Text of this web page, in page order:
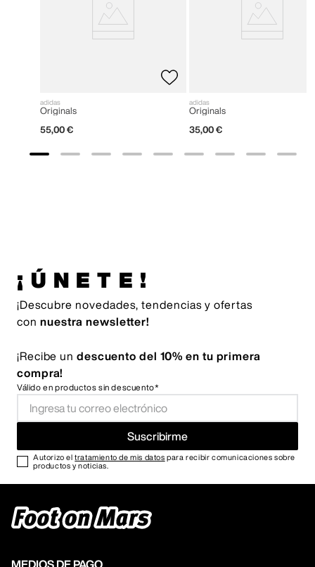
adidas
Originals
55,00 €
adidas
Originals
35,00 €
¡ÚNETE!
¡Descubre novedades, tendencias y ofertas
con nuestra newsletter!
¡Recibe un descuento del 10% en tu primera
compra!
Válido en productos sin descuento*
Suscribirme
Autorizo eltratamiento de mis datos para recibir comunicaciones sobre
productos y noticias.
MEDIOS DE PAGO